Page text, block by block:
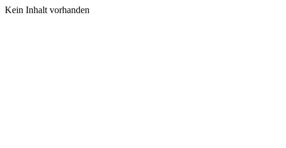
Kein Inhalt vorhanden